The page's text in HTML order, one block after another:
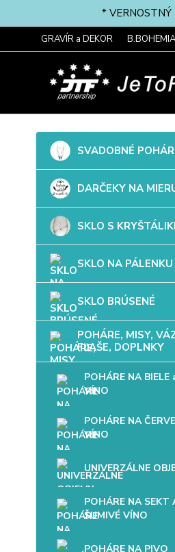
*
GRAVÍR a DEKOR
SVADOBNÉ
DARČEKY NA
SKLO S
SKLO NA PÁLENKU
SKLO BRÚSENÉ
POHÁRE, MISY,
FĽAŠE, DOPLNKY
POHÁRE NA BIELE
VÍNO
POHÁRE NA
VÍNO
UNIVERZÁLNE
POHÁRE NA SEKT
ŠUMIVÉ VÍNO
POHÁRE NA PIVO